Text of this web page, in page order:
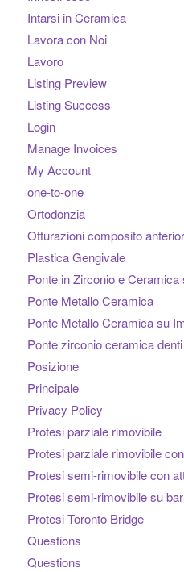
Intarsi in Ceramica
Lavora con Noi
Lavoro
Listing Preview
Listing Success
Login
Manage Invoices
My Account
one-to-one
Ortodonzia
Otturazioni composito
Plastica Gengivale
Ponte in Zirconio e Ceramica
Ponte Metallo Ceramica
Ponte Metallo Ceramica su
Ponte zirconio ceramica
Posizione
Principale
Privacy Policy
Protesi parziale rimovibile
Protesi parziale rimovibile
Protesi semi-rimovibile con
Protesi semi-rimovibile su
Protesi Toronto Bridge
Questions
Questions